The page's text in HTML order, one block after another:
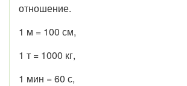
отношение.
1 м = 100 см,
1 т = 1000 кг,
1 мин = 60 с,